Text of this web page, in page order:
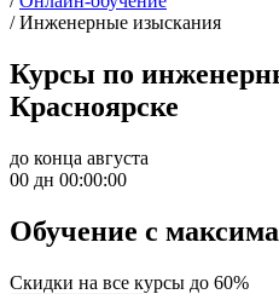
/ Инженерные изыскания
Курсы по
Красноярске
до конца августа
00 дн 00:00:00
Обучение с
Скидки на все курсы до 60%